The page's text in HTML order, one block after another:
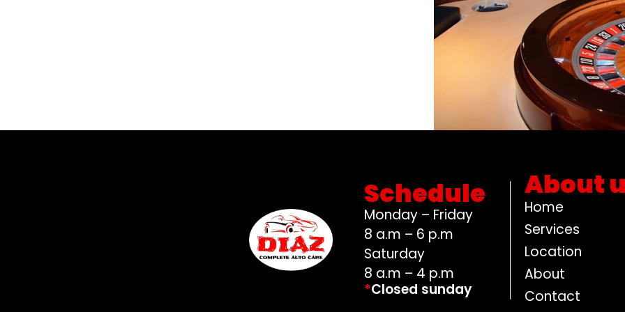
Schedule
Monday – Friday
8 a.m – 6 p.m
Saturday
8 a.m – 4 p.m
*Closed sunday
About
Home
Services
Location
About
Contact